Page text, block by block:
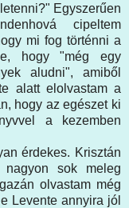
Egyszerűen
cipeltem
mi fog történni a
hogy "még egy
aludni", amiből
alatt elolvastam a
hogy az egészet ki
a kezemben
érdekes. Krisztán
sok meleg
olvastam még
Levente annyira jól